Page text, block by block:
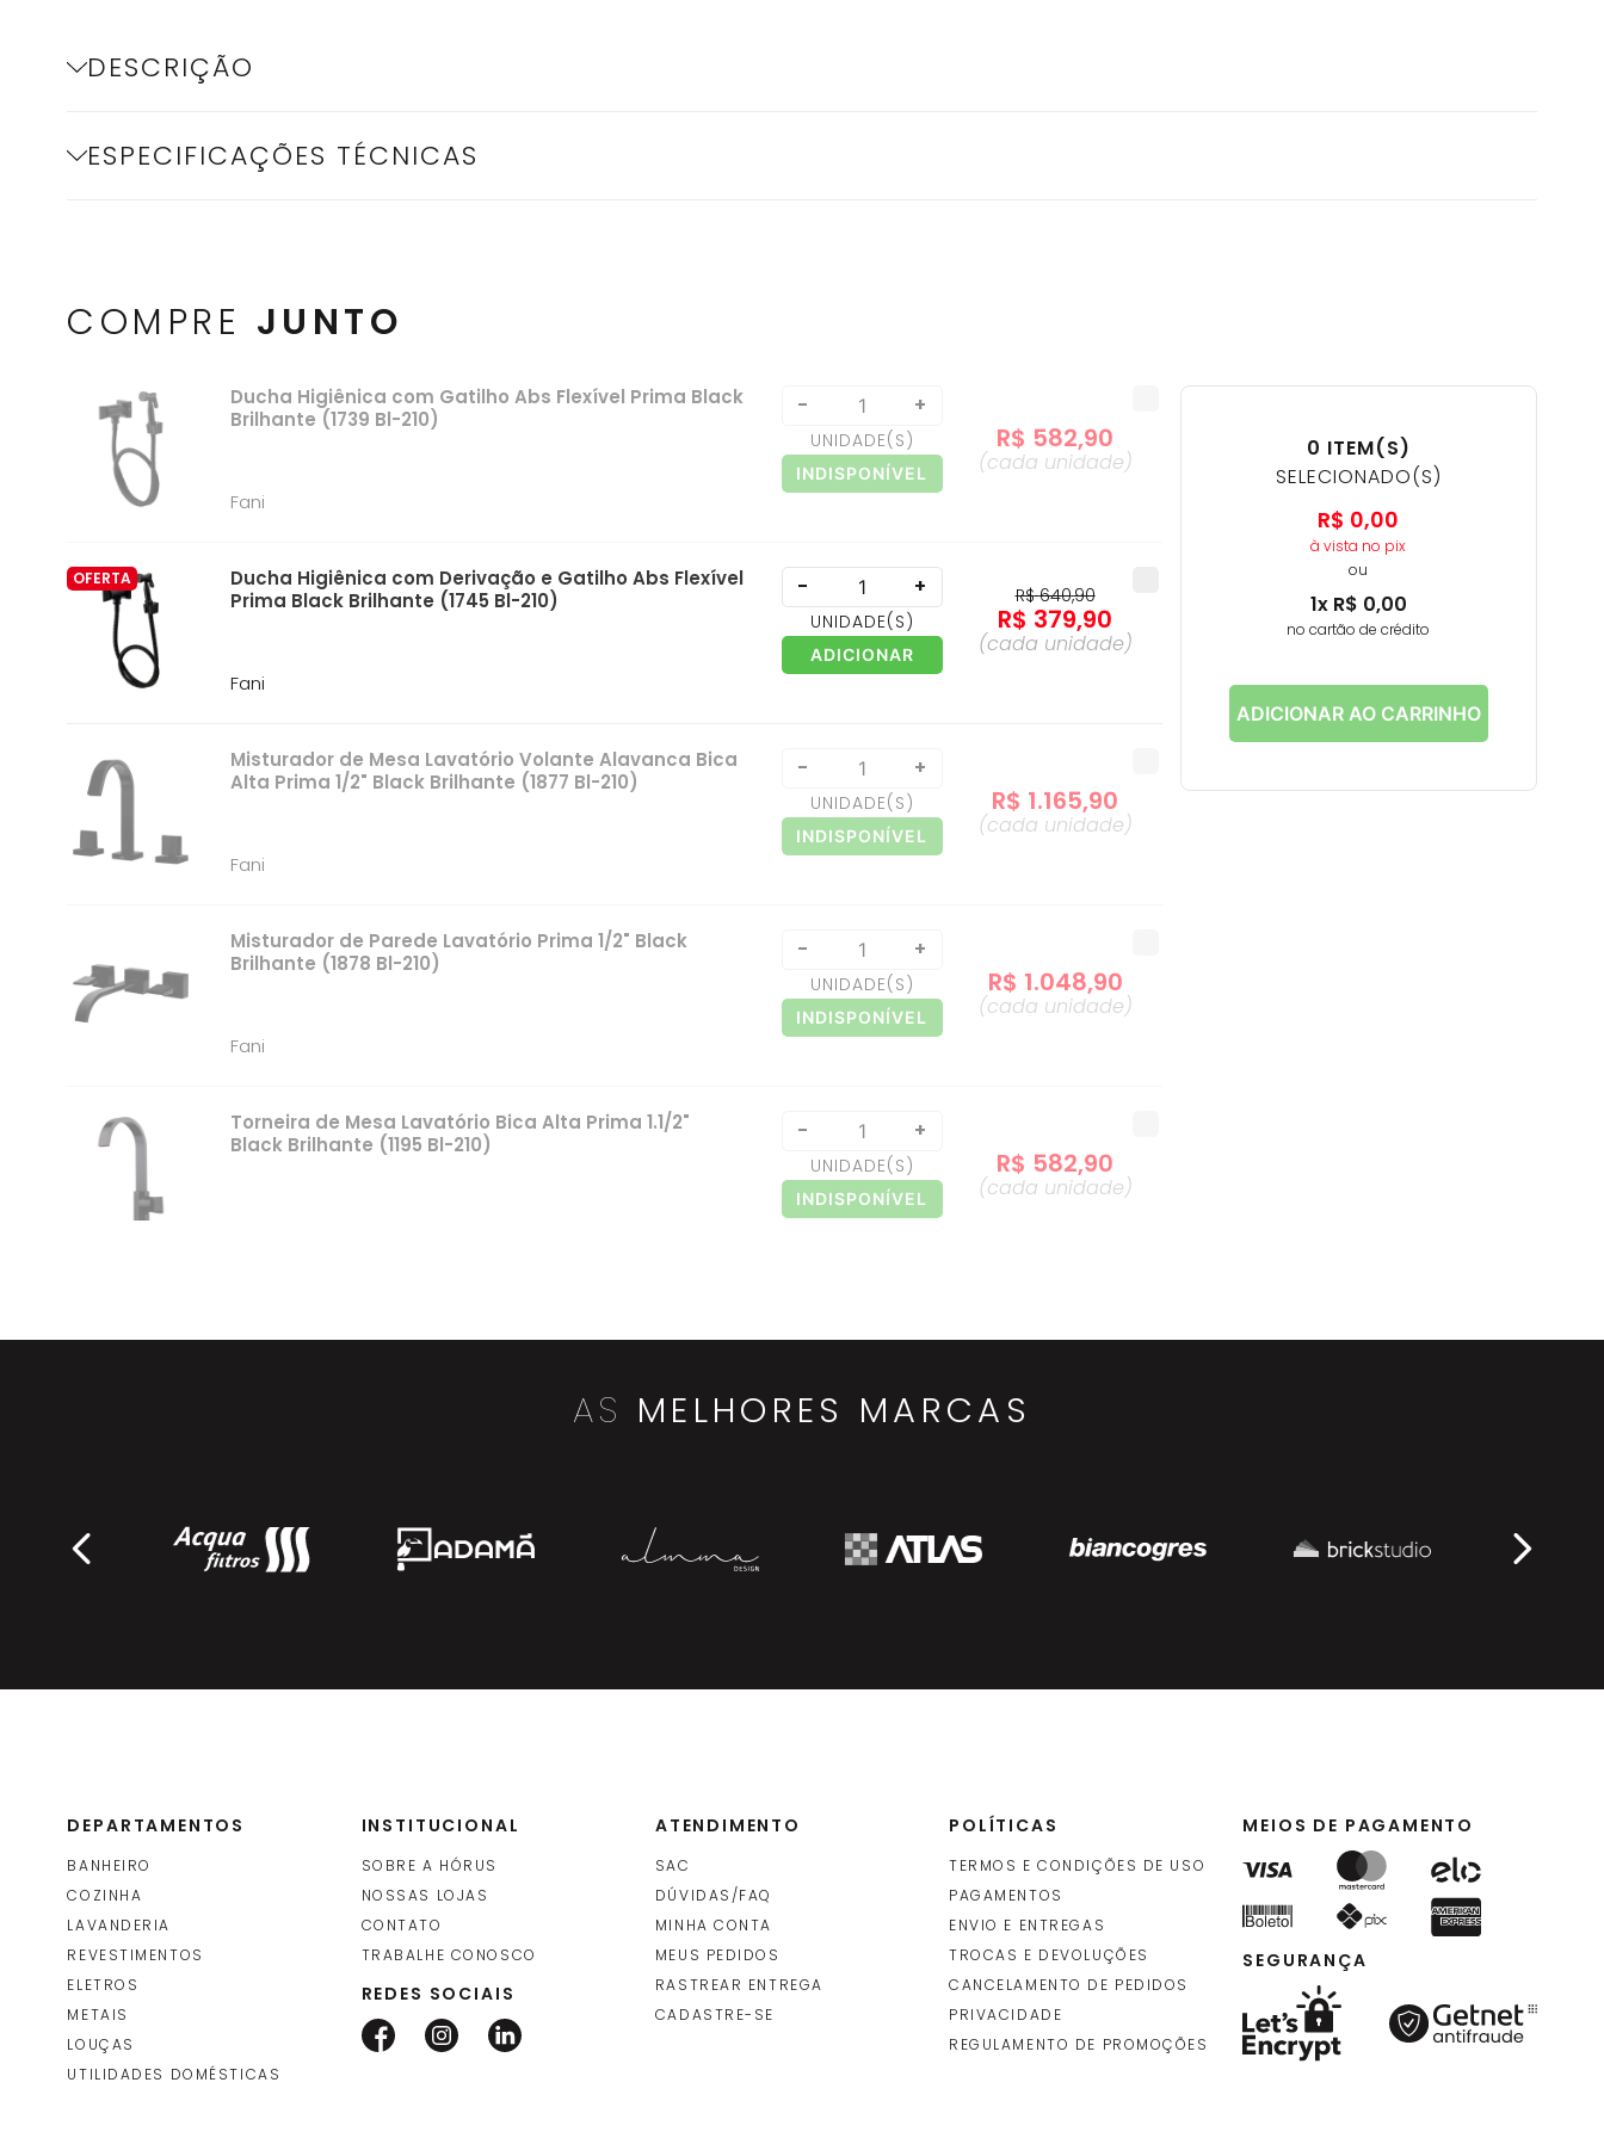
DESCRIÇÃO
ESPECIFICAÇÕES TÉCNICAS
COMPRE JUNTO
Ducha Higiênica com Gatilho Abs Flexível Prima Black
Brilhante (1739 Bl-210)
Fani
- +
UNIDADE(S)
INDISPONÍVEL
R$ 582,90
(cada unidade)
OFERTA
Ducha Higiênica com Derivação e Gatilho Abs Flexível
Prima Black Brilhante (1745 Bl-210)
Fani
- +
UNIDADE(S)
ADICIONAR
R$ 640,90
R$ 379,90
(cada unidade)
Misturador de Mesa Lavatório Volante Alavanca Bica
Alta Prima 1/2" Black Brilhante (1877 Bl-210)
Fani
- +
UNIDADE(S)
INDISPONÍVEL
R$ 1.165,90
(cada unidade)
Misturador de Parede Lavatório Prima 1/2" Black
Brilhante (1878 Bl-210)
Fani
- +
UNIDADE(S)
INDISPONÍVEL
R$ 1.048,90
(cada unidade)
Torneira de Mesa Lavatório Bica Alta Prima 1.1/2"
Black Brilhante (1195 Bl-210)
- +
UNIDADE(S)
INDISPONÍVEL
R$ 582,90
(cada unidade)
UNIDADE(S) R$815,90
UNIDADE
INDISPONÍVEL (cada unidade)
Brilhante (1199 Bl-210)
Similares Prima Black Brilhante (509 Bl-210)
R$ 267, 90
R$169
(cadaunidade
0 ITEM(S)
SELECIONADO(S)
R$ 0,00
à vista no pix
ou
1x R$ 0,00
no cartão de crédito
ADICIONAR AO CARRINHO
AS MELHORES MARCAS
DEPARTAMENTOS
BANHEIRO
COZINHA
LAVANDERIA
REVESTIMENTOS
ELETROS
METAIS
LOUÇAS
UTILIDADES DOMÉSTICAS
INSTITUCIONAL
SOBRE A HÓRUS
NOSSAS LOJAS
CONTATO
TRABALHE CONOSCO
REDES SOCIAIS
ATENDIMENTO
SAC
DÚVIDAS/FAQ
MINHA CONTA
MEUS PEDIDOS
RASTREAR ENTREGA
CADASTRE-SE
POLÍTICAS
TERMOS E CONDIÇÕES DE USO
PAGAMENTOS
ENVIO E ENTREGAS
TROCAS E DEVOLUÇÕES
CANCELAMENTO DE PEDIDOS
PRIVACIDADE
REGULAMENTO DE PROMOÇÕES
MEIOS DE PAGAMENTO
SEGURANÇA